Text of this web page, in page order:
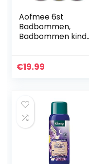
Aofmee 6st
Badbommen,
Badbommen kind,
Badbommen
€19.99